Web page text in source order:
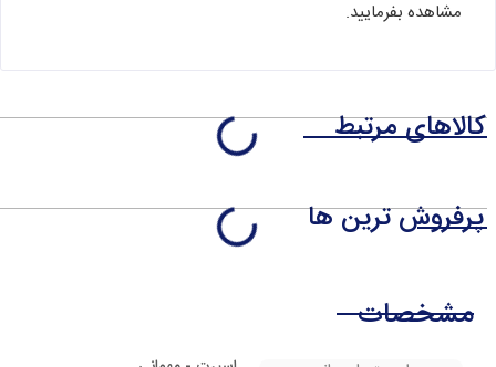
مشاهده بفرمایید.
کالاهای مرتبط
پرفروش ترین ها
مشخصات